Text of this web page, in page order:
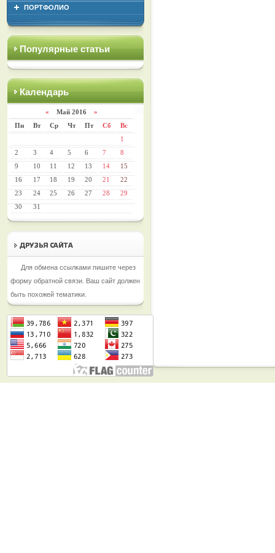
ПОРТФОЛИО
Популярные статьи
Календарь
« Май 2016 »
Пн
Вт Ср Чт Пт Сб
Вс
1
2
3 4 5 6 7
8
9
10 11 12 13 14
15
16
17 18 19 20 21
22
23
24 25 26 27 28
29
30
31
Для обмена ссылками пишите через
форму обратной связи. Ваш сайт должен
быть похожей тематики.